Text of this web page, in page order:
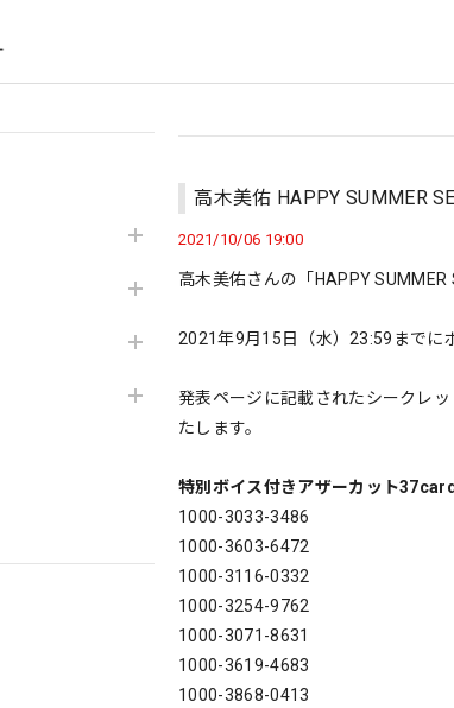
高木美佑 HAPPY SUMMER
2021/10/06 19:00
高木美佑さんの「HAPPY
2021年9月15日（水）23:59までに
発表ページに記載されたシークレ
たします。
特別ボイス付きアザーカット
1000-3033-3486
1000-3603-6472
1000-3116-0332
1000-3254-9762
1000-3071-8631
1000-3619-4683
1000-3868-0413